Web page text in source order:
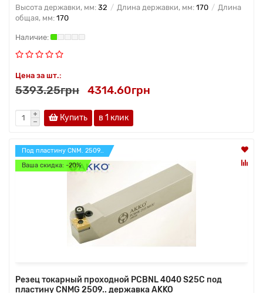
Высота державки, мм: 32 Длина державки, мм: 170
Длина
общая, мм: 170
Цена за шт.:
5393.25грн 4314.60грн
Купить в 1 клик
Под пластину CNM. 2509..
Ваша скидка: -20%
Резец токарный проходной PCBNL 4040 S25C под
пластину CNMG 2509.. державка AKKO